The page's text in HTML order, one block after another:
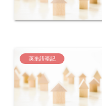
英単語暗記